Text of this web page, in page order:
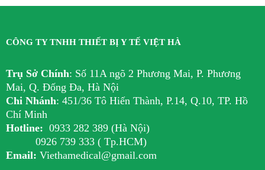
CÔNG TY TNHH THIẾT BỊ Y TẾ VIỆT HÀ
Trụ Sở Chính: Số 11A ngõ 2 Phương Mai, P. Phương
Mai, Q. Đống Đa, Hà Nội
Chi Nhánh: 451/36 Tô Hiến Thành, P.14, Q.10, TP. Hồ
Chí Minh
Hotline: 0933 282 389 (Hà Nội)
0926 739 333 ( Tp.HCM)
Email: Viethamedical@gmail.com